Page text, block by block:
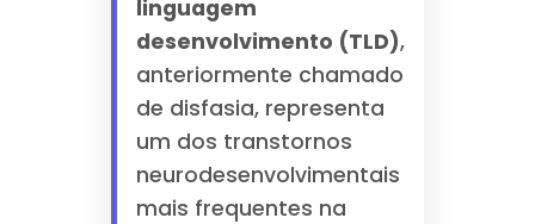
linguagem
desenvolvimento (TLD),
anteriormente chamado
de disfasia, representa
um dos transtornos
neurodesenvolvimentais
mais frequentes na